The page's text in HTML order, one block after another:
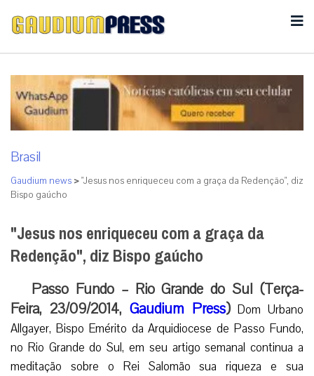
Brasil
Gaudium news >"Jesus nos enriqueceu com a graça da Redenção", diz
Bispo gaúcho
"Jesus nos enriqueceu com a graça da
Redenção", diz Bispo gaúcho
Passo Fundo – Rio Grande do Sul (Terça-
Feira, 23/09/2014, Gaudium Press)Dom Urbano
Allgayer, Bispo Emérito da Arquidiocese de Passo Fundo,
no Rio Grande do Sul, em seu artigo semanal continua a
meditação sobre o Rei Salomão sua riqueza e sua